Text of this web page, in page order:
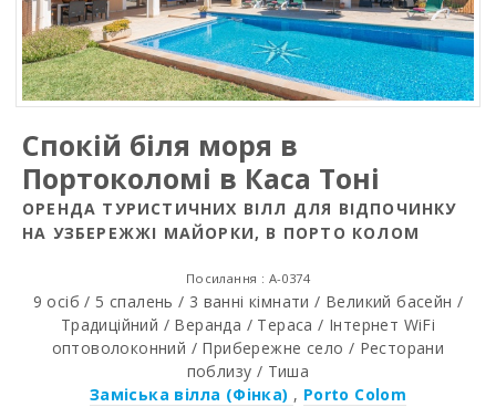
Спокій біля моря в
Портоколомі в Каса Тоні
ОРЕНДА ТУРИСТИЧНИХ ВІЛЛ ДЛЯ ВІДПОЧИНКУ
НА УЗБЕРЕЖЖІ МАЙОРКИ, В ПОРТО КОЛОМ
Посилання : A-0374
9 осіб / 5 спалень / 3 ванні кімнати / Великий басейн /
Традиційний / Веранда / Тераса / Інтернет WiFi
оптоволоконний / Прибережне село / Ресторани
поблизу / Тиша
Заміська вілла (Фінка) , Porto Colom